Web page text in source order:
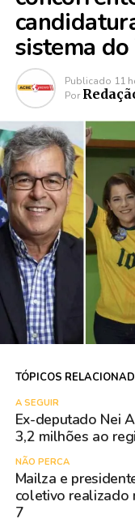
sistema do
Publicado 11
Por
TÓPICOS
A SEGUIR
Ex-deputado Nei
3,2 milhões ao
NÃO PERCA
Mailza e
coletivo realizado
7